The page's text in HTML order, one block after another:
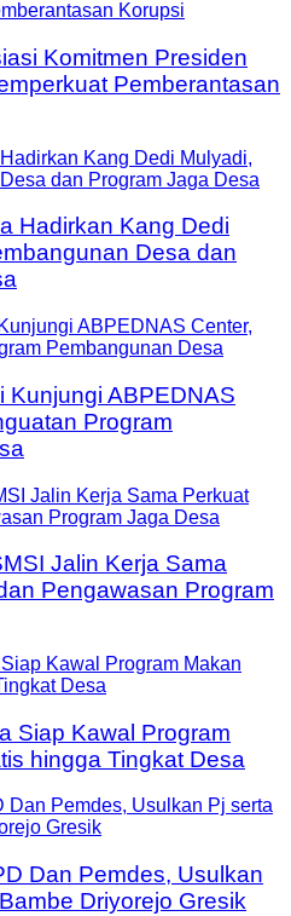
Komitmen Presiden
Pemberantasan
Hadirkan Kang Dedi
Desa dan
Kunjungi ABPEDNAS
Program
Jalin Kerja Sama
Pengawasan Program
Siap Kawal Program
hingga Tingkat Desa
Dan Pemdes, Usulkan
Driyorejo Gresik